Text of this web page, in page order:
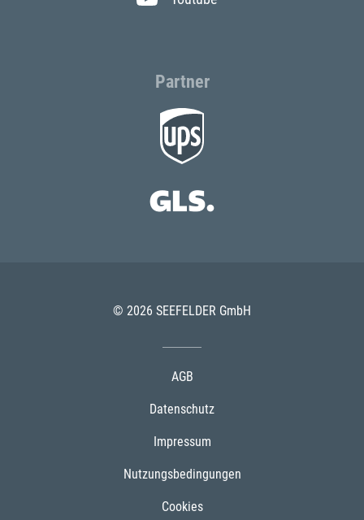
Partner
© 2026 SEEFELDER GmbH
AGB
Datenschutz
Impressum
Nutzungsbedingungen
Cookies